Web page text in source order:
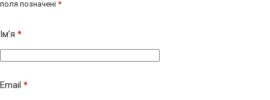
поля позначені *
Ім’я *
Email *